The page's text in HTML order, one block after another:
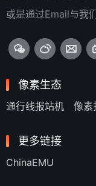
或是通过Email与我
像素生态
通行线报站机 像素
更多链接
ChinaEMU